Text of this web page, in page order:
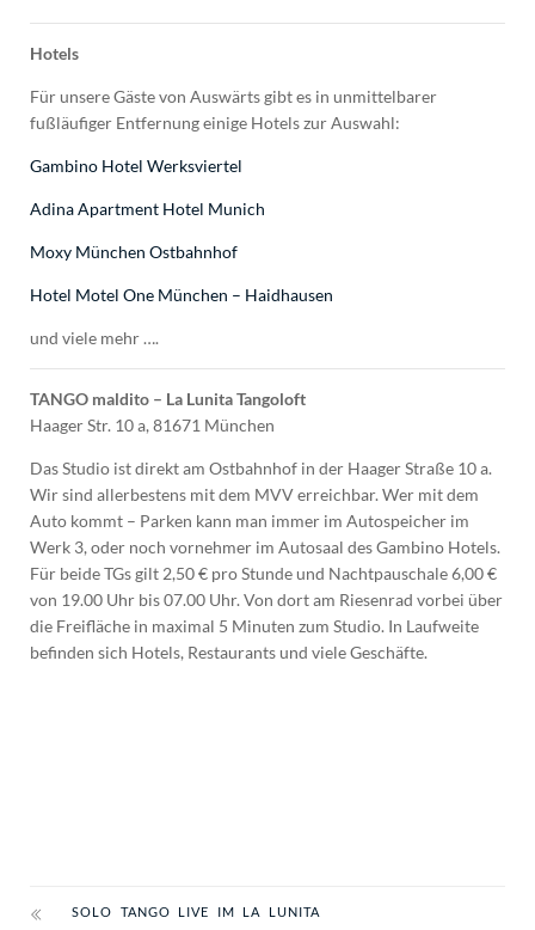
Hotels
Für unsere Gäste von Auswärts gibt es in unmittelbarer
fußläufiger Entfernung einige Hotels zur Auswahl:
Gambino Hotel Werksviertel
Adina Apartment Hotel Munich
Moxy München Ostbahnhof
Hotel Motel One München – Haidhausen
und viele mehr ….
TANGO maldito – La Lunita Tangoloft
Haager Str. 10 a, 81671 München
Das Studio ist direkt am Ostbahnhof in der Haager Straße 10 a.
Wir sind allerbestens mit dem MVV erreichbar. Wer mit dem
Auto kommt – Parken kann man immer im Autospeicher im
Werk 3, oder noch vornehmer im Autosaal des Gambino Hotels.
Für beide TGs gilt 2,50 € pro Stunde und Nachtpauschale 6,00 €
von 19.00 Uhr bis 07.00 Uhr. Von dort am Riesenrad vorbei über
die Freifläche in maximal 5 Minuten zum Studio. In Laufweite
befinden sich Hotels, Restaurants und viele Geschäfte.
SOLO TANGO LIVE IM LA LUNITA